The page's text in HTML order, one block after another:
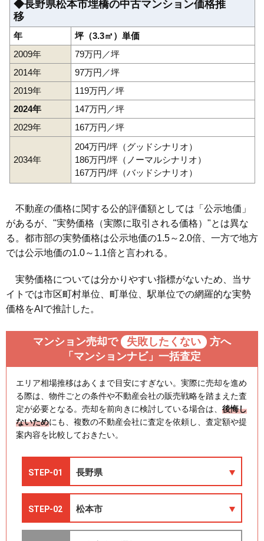
◆長野県松本市埋橋の中古マンション価格推
移
年
坪（3.3㎡）単価
2009年
79万円／坪
2014年
97万円／坪
2019年
119万円／坪
2024年
147万円／坪
2029年
167万円／坪
2034年
204万円/坪（グッドシナリオ）
186万円/坪（ノーマルシナリオ）
167万円/坪（バッドシナリオ）
不動産の価格に関する公的評価額としては「公示地価」
があるが、"実勢価格（実際に取引される価格）"とは異な
る。都市部の実勢価格は公示地価の1.5～2.0倍、一方で地方
では公示地価の1.0～1.1倍と言われる。
実勢価格については分かりやすい指標がないため、当サ
イトでは市区町村単位、町単位、駅単位での網羅的な実勢
価格をAIで推計した。
マンション売却で 失敗したくない
方へ
「マンションナビ」一括査定
エリア相場推移はあくまで目安にすぎない。実際に売却を進め
る際は、物件ごとの条件や不動産会社の販売戦略を踏まえた査
定が必要となる。売却を前向きに検討している場合は、 後悔し
ないためにも、複数の不動産会社に査定を依頼し、査定額や提
案内容を比較しておきたい。